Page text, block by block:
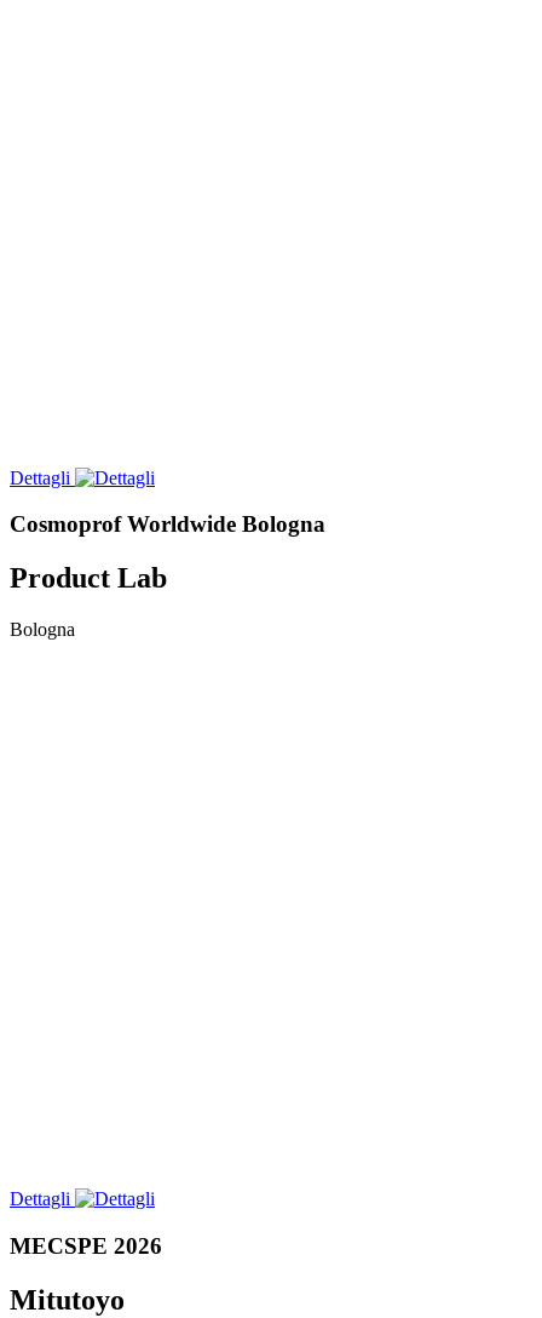
Dettagli
Cosmoprof Worldwide Bologna
Product Lab
Bologna
Dettagli
MECSPE 2026
Mitutoyo